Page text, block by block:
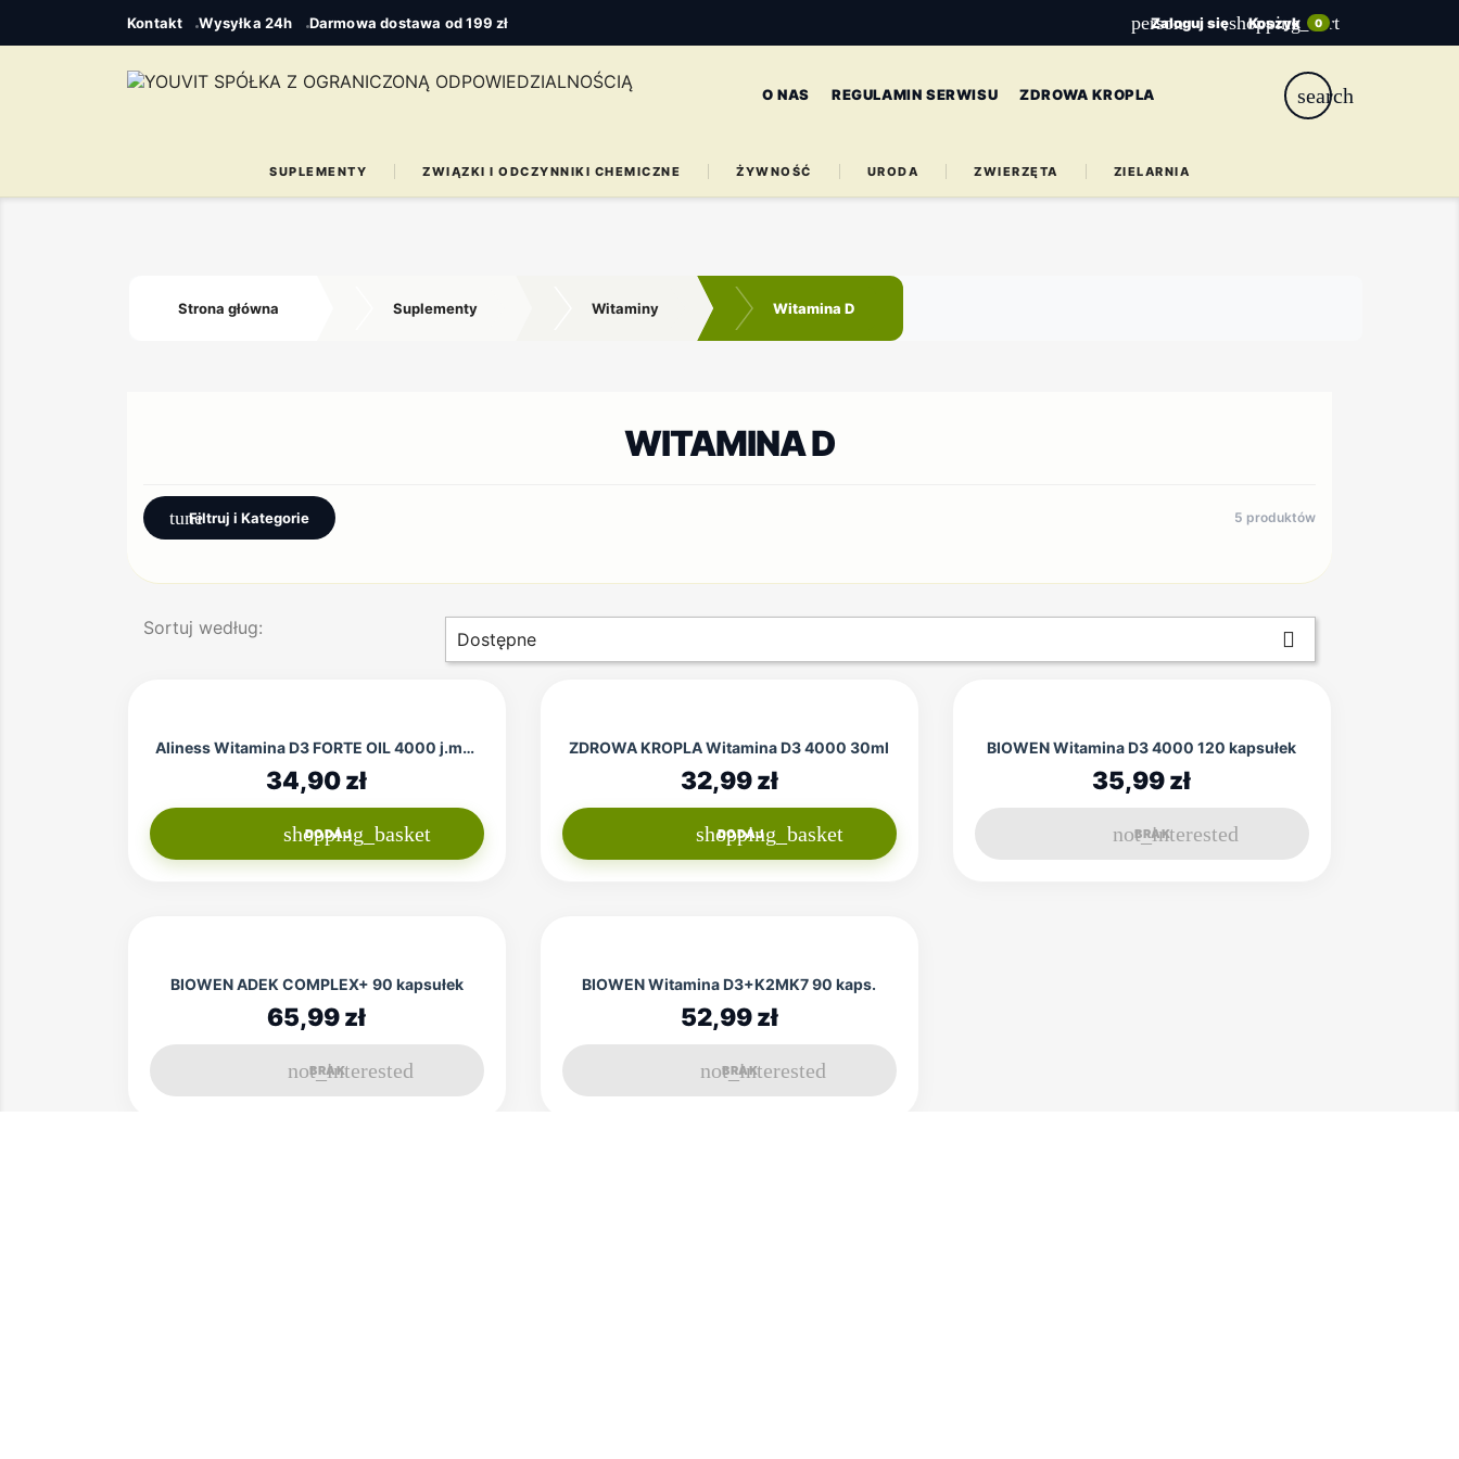
Kontakt Wysyłka 24h Darmowa dostawa od 199 zł person
Zaloguj sięshopping_cart
Koszyk 0
O NAS REGULAMIN SERWISU ZDROWA KROPLA search
SUPLEMENTY ZWIĄZKI I ODCZYNNIKI CHEMICZNE ŻYWNOŚĆ URODA ZWIERZĘTA ZIELARNIA
Strona główna Suplementy Witaminy Witamina D
WITAMINA D
tuneFiltruj i Kategorie 5 produktów
Sortuj według:
Dostępne 
Aliness Witamina D3 FORTE OIL 4000 j.m. - 120...
34,90 zł
shopping_basket
DODAJ
ZDROWA KROPLA Witamina D3 4000 30ml
32,99 zł
shopping_basket
DODAJ
BIOWEN Witamina D3 4000 120 kapsułek
35,99 zł
not_interested
BRAK
BIOWEN ADEK COMPLEX+ 90 kapsułek
65,99 zł
not_interested
BRAK
BIOWEN Witamina D3+K2MK7 90 kaps.
52,99 zł
not_interested
BRAK